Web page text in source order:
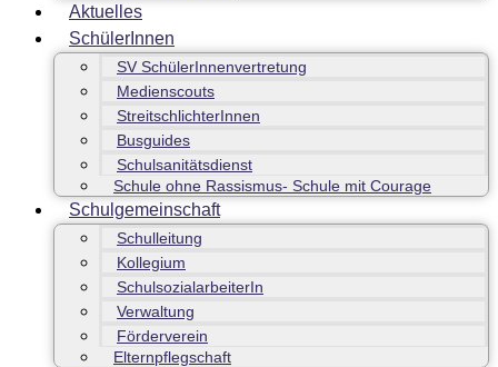
Aktuelles
SchülerInnen
SV SchülerInnenvertretung
Medienscouts
StreitschlichterInnen
Busguides
Schulsanitätsdienst
Schule ohne Rassismus- Schule mit Courage
Schulgemeinschaft
Schulleitung
Kollegium
SchulsozialarbeiterIn
Verwaltung
Förderverein
Elternpflegschaft